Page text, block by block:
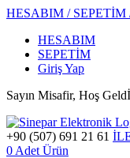
HESABIM / SEPETİM
HESABIM
SEPETİM
Giriş Yap
Sayın Misafir, Hoş
+90 (507) 691 21 61
0 Adet Ürün